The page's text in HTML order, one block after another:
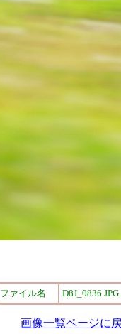
ファイル名 D8J_0836.JPG
画像一覧ページに